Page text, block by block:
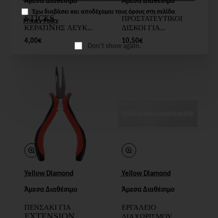
Έχω διαβάσει και αποδέχομαι τους όρους στη σελίδα
Privacy Policy
Don't show again.
STICKS
ΚΕΡΑΤΙNΗΣ ΛΕΥΚΟ
12τμχ
4,00€
ΠΡΟΣΤΑΤΕΥΤΙΚΟΙ
ΔΙΣΚΟΙ ΓΙΑ
ΤΟΠΟΘΕΤΗΣΗ
EXTENSIONS 50
10,50€
Yellow Diamond
Άμεσα Διαθέσιμο
ΠΕΝΣΑΚΙ ΓΙΑ
EXTENSION
Yellow Diamond
Άμεσα Διαθέσιμο
ΕΡΓΑΛΕΙΟ
ΔΙΑΧΩΡΙΣΜΟΥ